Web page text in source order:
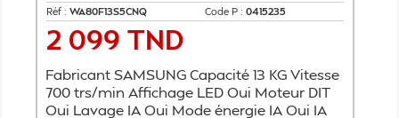
Réf : WA80F13S5CNQ Code P : 0415235
Prix
2 099 TND
Fabricant SAMSUNG Capacité 13 KG Vitesse
700 trs/min Affichage LED Oui Moteur DIT
Oui Lavage IA Oui Mode énergie IA Oui IA